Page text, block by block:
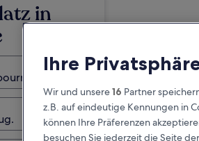
in
Ihre
Wir und unsere16 Partner
z.B. auf eindeutige Kennungen in
können Ihre Präferenzen
besuchen Sie jederzeit die Seite